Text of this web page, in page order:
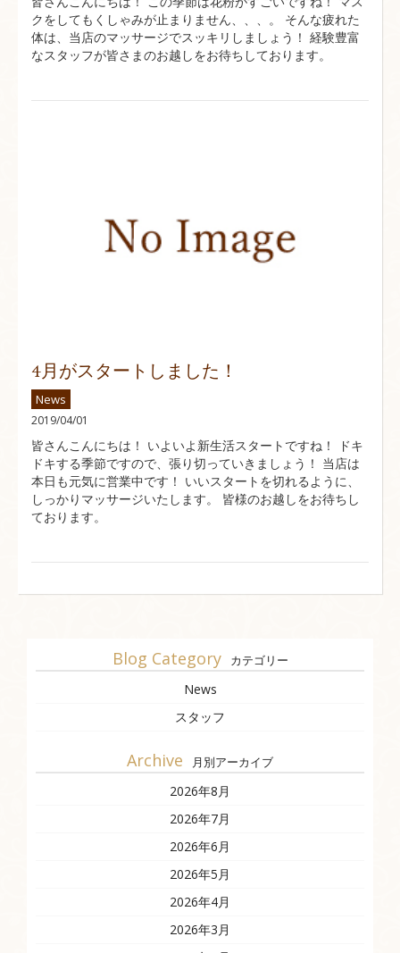
クをしてもくしゃみが止まりません、、、。 そんな疲れた
体は、当店のマッサージでスッキリしましょう！ 経験豊富
なスタッフが皆さまのお越しをお待ちしております。
4月がスタートしました！
News
2019/04/01
皆さんこんにちは！ いよいよ新生活スタートですね！ ドキ
ドキする季節ですので、張り切っていきましょう！ 当店は
本日も元気に営業中です！ いいスタートを切れるように、
しっかりマッサージいたします。 皆様のお越しをお待ちし
ております。
Blog Category カテゴリー
News
スタッフ
Archive 月別アーカイブ
2026年8月
2026年7月
2026年6月
2026年5月
2026年4月
2026年3月